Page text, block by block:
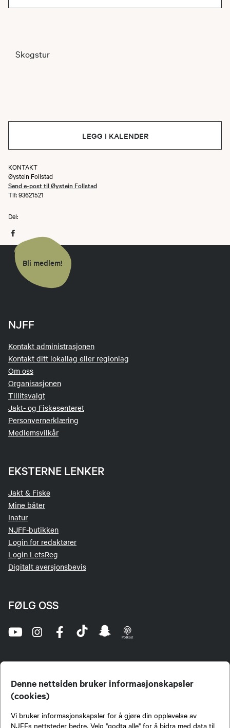
Denne nettsiden bruker informasjonskapsler
(cookies)
Vi bruker informasjonskapsler for å gjøre din opplevelse av
NJFFs nettsteder bedre. Velg "godta alle" for å bidra med data til
Skogstur
LEGG I KALENDER
KONTAKT
Øystein Follstad
Send e-post til Øystein Follstad
Tlf: 93621521
Del:
Bli medlem!
NJFF
Kontakt administrasjonen
Kontakt ditt lokallag eller regionlag
Om oss
Organisasjonen
Tillitsvalgt
Jakt- og Fiskesenteret
Personvernerklæring
Medlemsvilkår
EKSTERNE LENKER
Jakt & Fiske
Mine båter
Inatur
NJFF-butikken
Login for redaktører
Login LetsReg
Digitalt aversjonsbevis
FØLG OSS
jegere og sportsfiskere og et av de viktigste miljøene for formidling av kunnskap om jakt og
fiske i Norge. Vi er en partipolitisk nøytral organisasjon, men har et sterkt jakt-, fiske-, og